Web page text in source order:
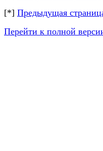
[*] Предыдущая
Перейти к полной